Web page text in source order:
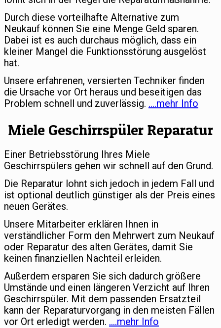
Durch diese vorteilhafte Alternative zum
Neukauf können Sie eine Menge Geld sparen.
Dabei ist es auch durchaus möglich, dass ein
kleiner Mangel die Funktionsstörung ausgelöst
hat.
Unsere erfahrenen, versierten Techniker finden
die Ursache vor Ort heraus und beseitigen das
Problem schnell und zuverlässig. ….mehr Info
Miele Geschirrspüler Reparatur
Einer Betriebsstörung Ihres Miele
Geschirrspülers gehen wir schnell auf den Grund.
Die Reparatur lohnt sich jedoch in jedem Fall und
ist optional deutlich günstiger als der Preis eines
neuen Gerätes.
Unsere Mitarbeiter erklären Ihnen in
verständlicher Form den Mehrwert zum Neukauf
oder Reparatur des alten Gerätes, damit Sie
keinen finanziellen Nachteil erleiden.
Außerdem ersparen Sie sich dadurch größere
Umstände und einen längeren Verzicht auf Ihren
Geschirrspüler. Mit dem passenden Ersatzteil
kann der Reparaturvorgang in den meisten Fällen
vor Ort erledigt werden. ….mehr Info